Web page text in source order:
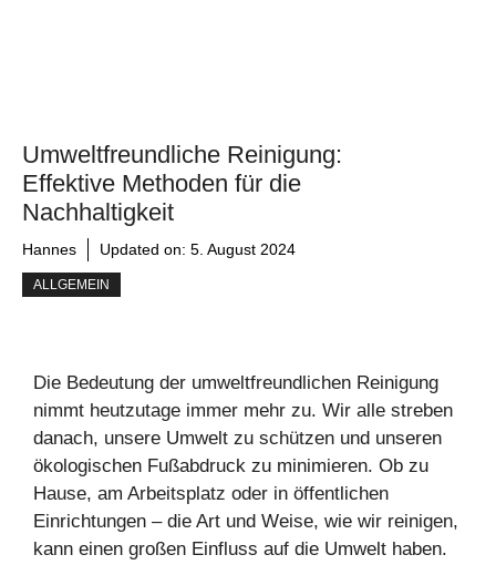
Umweltfreundliche Reinigung:
Effektive Methoden für die
Nachhaltigkeit
Hannes Updated on: 5. August 2024
ALLGEMEIN
Die Bedeutung der umweltfreundlichen Reinigung
nimmt heutzutage immer mehr zu. Wir alle streben
danach, unsere Umwelt zu schützen und unseren
ökologischen Fußabdruck zu minimieren. Ob zu
Hause, am Arbeitsplatz oder in öffentlichen
Einrichtungen – die Art und Weise, wie wir reinigen,
kann einen großen Einfluss auf die Umwelt haben.